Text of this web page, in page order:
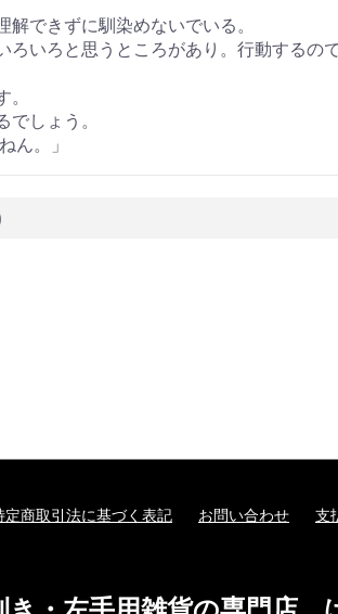
できずに馴染めないでいる。
いろと思うところがあり。行動するの
しょう。
ん。」
定商取引法に基づく表記 お問い合わせ 支